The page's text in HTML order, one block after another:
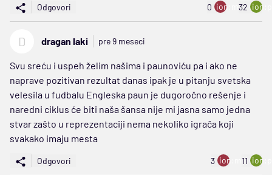
Odgovori 0 ion:minus
32
D dragan laki pre 9 meseci
Svu sreću i uspeh želim našima i paunoviću pa i ako ne
naprave pozitivan rezultat danas ipak je u pitanju svetska
velesila u fudbalu Engleska paun je dugoročno rešenje i
naredni ciklus će biti naša šansa nije mi jasna samo jedna
stvar zašto u reprezentaciji nema nekoliko igrača koji
svakako imaju mesta
Odgovori 3 ion:minus
11